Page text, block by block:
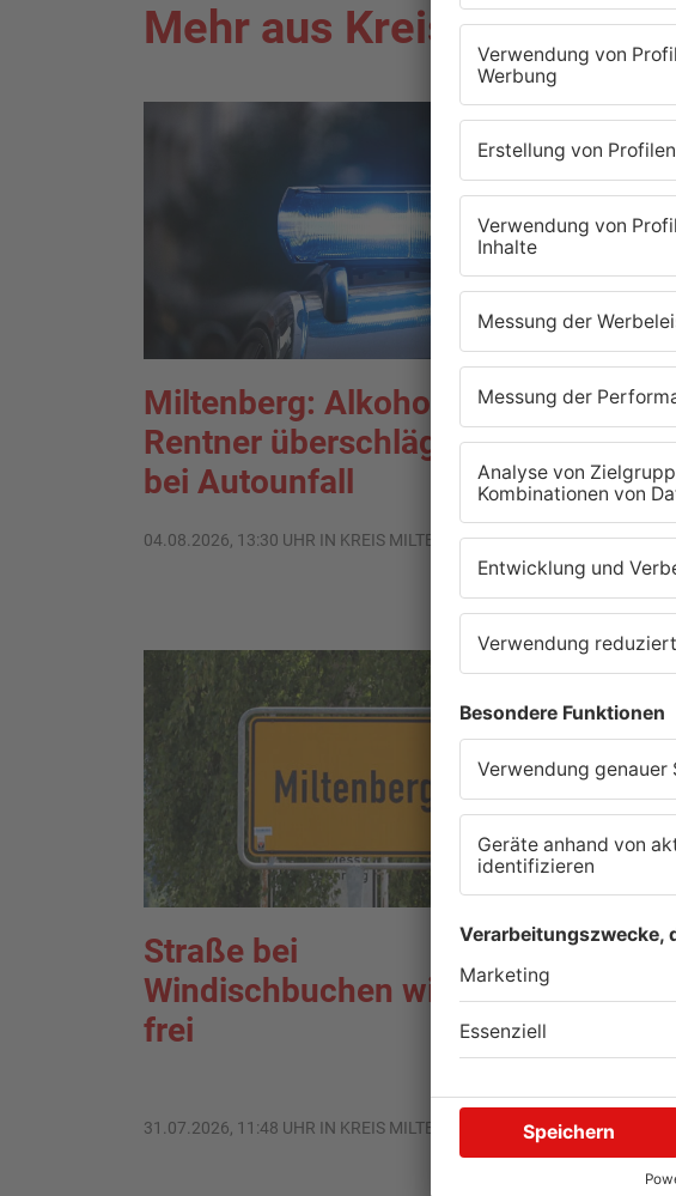
Mehr aus Kreis
Miltenberg: Alkoholisierter
Rentner überschlägt sich
bei Autounfall
04.08.2026, 13:30 UHR IN KREIS MILTENBERG
Straße bei
Windischbuchen wieder
frei
31.07.2026, 11:48 UHR IN KREIS MILTENBERG